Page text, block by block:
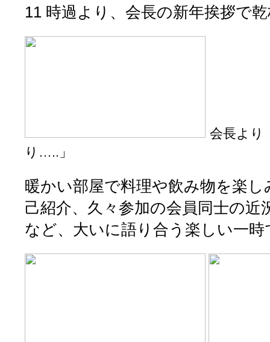
11 時過より、会長の新年挨拶で
会長より
り…..」
暖かい部屋で料理や飲み物を楽
己紹介、久々参加の会員同士の近
など、大いに語り合う楽しい一時